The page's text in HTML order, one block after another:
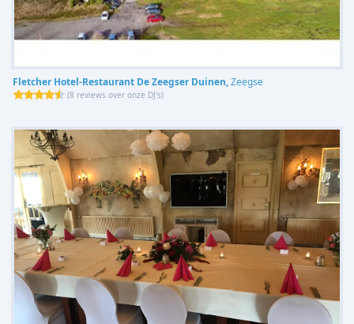
Fletcher Hotel-Restaurant De Zeegser Duinen,Zeegse
(8 reviews over onze DJ's)